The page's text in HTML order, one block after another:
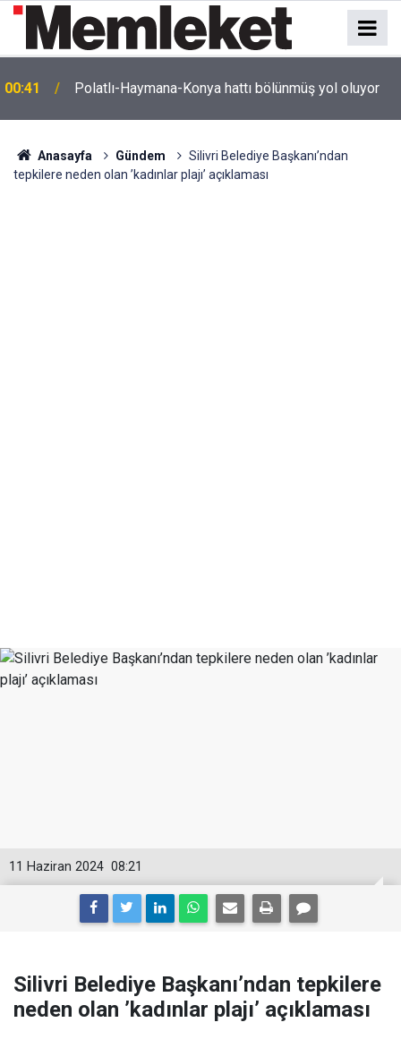
00:41 Polatlı-Haymana-Konya hattı bölünmüş yol oluyor
Anasayfa Gündem
Silivri Belediye Başkanı’ndan
tepkilere neden olan ’kadınlar plajı’ açıklaması
08:21
11 Haziran 2024
Silivri Belediye Başkanı’ndan tepkilere
neden olan ’kadınlar plajı’ açıklaması